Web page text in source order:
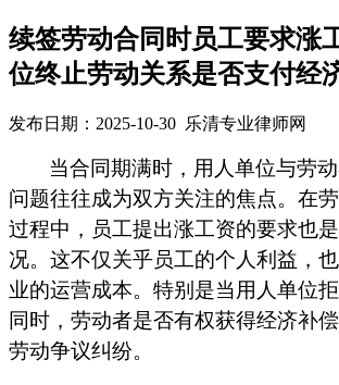
续签劳动合同时员工要求涨
位终止劳动关系是否支付经
发布日期：2025-10-30 乐清专业律师网
当合同期满时，用人单位与劳
问题往往成为双方关注的焦点。在
过程中，员工提出涨工资的要求也
况。这不仅关乎员工的个人利益，
业的运营成本。特别是当用人单位
同时，劳动者是否有权获得经济补
劳动争议纠纷。